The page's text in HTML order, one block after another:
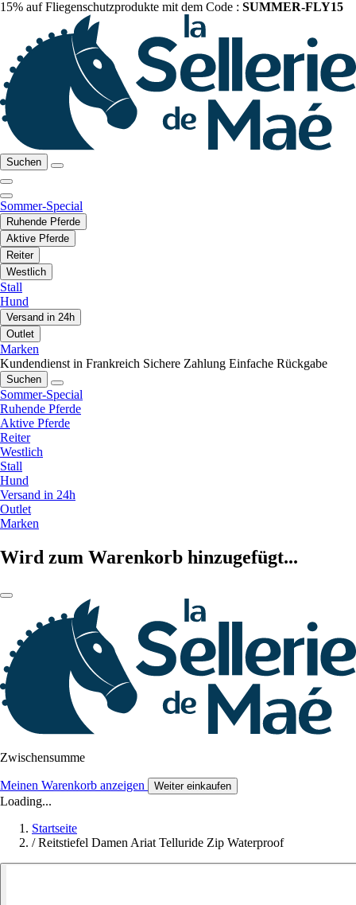
15% auf Fliegenschutzprodukte mit dem Code : SUMMER-FLY15
Suchen
Sommer-Special
Ruhende Pferde
Aktive Pferde
Reiter
Westlich
Stall
Hund
Versand in 24h
Outlet
Marken
Kundendienst in Frankreich Sichere Zahlung Einfache Rückgabe
Suchen
Sommer-Special
Ruhende Pferde
Aktive Pferde
Reiter
Westlich
Stall
Hund
Versand in 24h
Outlet
Marken
Wird zum Warenkorb hinzugefügt...
Zwischensumme
Meinen Warenkorb anzeigen Weiter einkaufen
Loading...
Startseite
/ Reitstiefel Damen Ariat Telluride Zip Waterproof